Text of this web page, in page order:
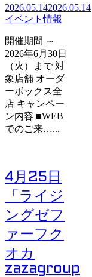
2026.05.142026.05.14
イベント情報
開催期間 ～
2026年6月30日
（火）まで 対
象店舗 オーダ
ーボックス全
店 キャンペー
ン内容 ■WEB
でのご来…...
4月25日
「ライジ
ングゼフ
ァーフク
オカ
zazagroup